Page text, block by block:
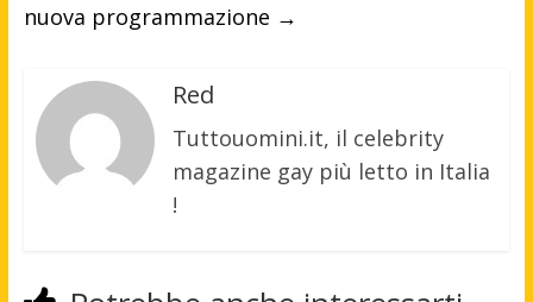
nuova programmazione →
Red
Tuttouomini.it, il celebrity
magazine gay più letto in Italia
!